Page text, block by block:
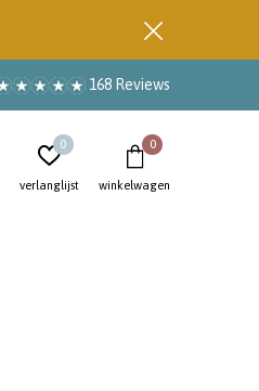
verlanglijst
0
winkelwagen
0
168 Reviews